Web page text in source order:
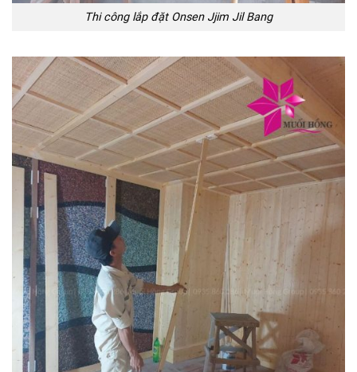
Thi công lắp đặt Onsen Jjim Jil Bang